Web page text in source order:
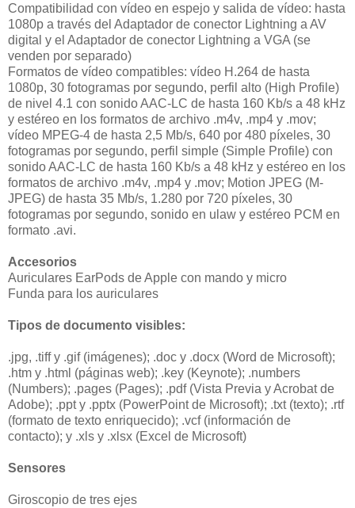
Compatibilidad con vídeo en espejo y salida de vídeo: hasta
1080p a través del Adaptador de conector Lightning a AV
digital y el Adaptador de conector Lightning a VGA (se
venden por separado)
Formatos de vídeo compatibles: vídeo H.264 de hasta
1080p, 30 fotogramas por segundo, perfil alto (High Profile)
de nivel 4.1 con sonido AAC-LC de hasta 160 Kb/s a 48 kHz
y estéreo en los formatos de archivo .m4v, .mp4 y .mov;
vídeo MPEG-4 de hasta 2,5 Mb/s, 640 por 480 píxeles, 30
fotogramas por segundo, perfil simple (Simple Profile) con
sonido AAC-LC de hasta 160 Kb/s a 48 kHz y estéreo en los
formatos de archivo .m4v, .mp4 y .mov; Motion JPEG (M-
JPEG) de hasta 35 Mb/s, 1.280 por 720 píxeles, 30
fotogramas por segundo, sonido en ulaw y estéreo PCM en
formato .avi.
Accesorios
Auriculares EarPods de Apple con mando y micro
Funda para los auriculares
Tipos de documento visibles:
.jpg, .tiff y .gif (imágenes); .doc y .docx (Word de Microsoft);
.htm y .html (páginas web); .key (Keynote); .numbers
(Numbers); .pages (Pages); .pdf (Vista Previa y Acrobat de
Adobe); .ppt y .pptx (PowerPoint de Microsoft); .txt (texto); .rtf
(formato de texto enriquecido); .vcf (información de
contacto); y .xls y .xlsx (Excel de Microsoft)
Sensores
Giroscopio de tres ejes